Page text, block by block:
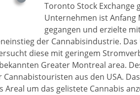
Toronto Stock Exchange
Unternehmen ist Anfang
gegangen und erzielte
der Cannabisindustrie.
diese mit geringem
Greater Montreal area.
aus den USA.
um das gelistete Cannabis